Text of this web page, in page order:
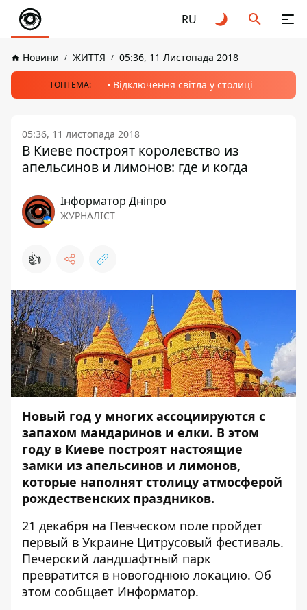
RU
Новини ЖИТТЯ 05:36, 11 Листопада 2018
ТОПТЕМА: Відключення світла у столиці
05:36, 11 листопада 2018
В Киеве построят королевство из
апельсинов и лимонов: где и когда
Інформатор Дніпро
ЖУРНАЛІСТ
👍
Новый год у многих ассоциируются с
запахом мандаринов и елки. В этом
году в Киеве построят настоящие
замки из апельсинов и лимонов,
которые наполнят столицу атмосферой
рождественских праздников.
21 декабря на Певческом поле пройдет
первый в Украине Цитрусовый фестиваль.
Печерский ландшафтный парк
превратится в новогоднюю локацию. Об
этом сообщает Информатор.